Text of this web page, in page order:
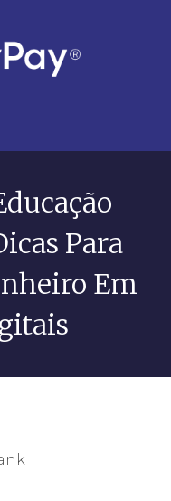
Para
Em